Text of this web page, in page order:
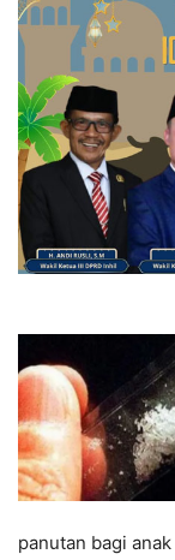
panutan bagi